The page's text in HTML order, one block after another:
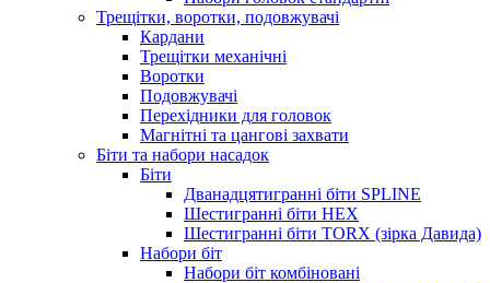
Трещітки, воротки, подовжувачі
Кардани
Трещітки механічні
Воротки
Подовжувачі
Перехідники для головок
Магнітні та цангові захвати
Біти та набори насадок
Біти
Дванадцятигранні біти SPLINE
Шестигранні біти HEX
Шестигранні біти TORX (зірка Давида)
Набори біт
Набори біт комбіновані